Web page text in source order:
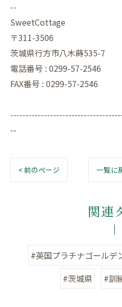
--
SweetCottage
〒311-3506
茨城県行方市八木蒔535-7
電話番号 : 0299-57-2546
FAX番号 : 0299-57-2546
--
< 前のページ 一覧に
関連
#英国プラチナゴールデ
#茨城県
#訓